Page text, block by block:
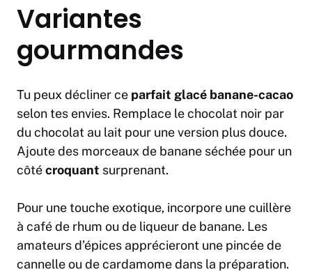
Variantes
gourmandes
Tu peux décliner ce parfait glacé banane-cacao
selon tes envies. Remplace le chocolat noir par
du chocolat au lait pour une version plus douce.
Ajoute des morceaux de banane séchée pour un
côtécroquant surprenant.
Pour une touche exotique, incorpore une cuillère
à café de rhum ou de liqueur de banane. Les
amateurs d’épices apprécieront une pincée de
cannelle ou de cardamome dans la préparation.